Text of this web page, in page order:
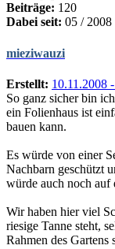
Beiträge: 120
Dabei seit: 05 / 2008
mieziwauzi
Erstellt: 10.11.2008
So ganz sicher bin
ein Folienhaus ist
bauen kann.
Es würde von einer
Nachbarn geschützt
würde auch noch auf
Wir haben hier viel
riesige Tanne steht,
Rahmen des Gartens